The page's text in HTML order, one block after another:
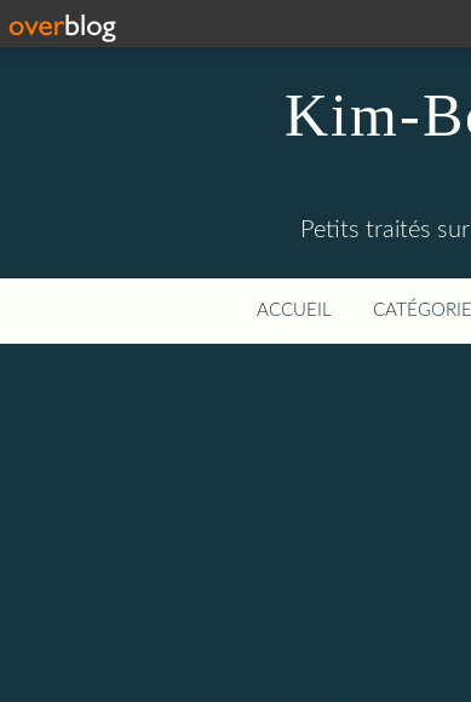
Kim-
Petits traités
ACCUEIL